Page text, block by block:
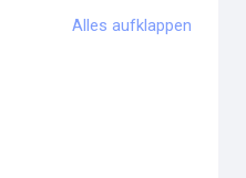
Alles aufklappen